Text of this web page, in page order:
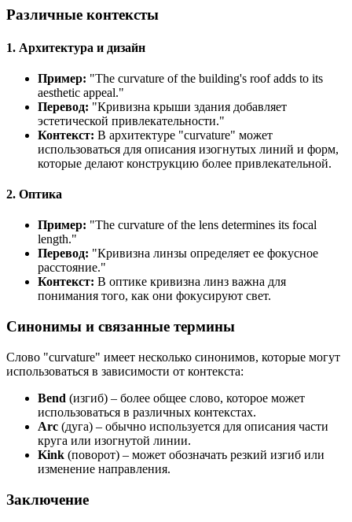
Различные контексты
1. Архитектура и дизайн
Пример: "The curvature of the building's roof adds to its
aesthetic appeal."
Перевод: "Кривизна крыши здания добавляет
эстетической привлекательности."
Контекст: В архитектуре "curvature" может
использоваться для описания изогнутых линий и форм,
которые делают конструкцию более привлекательной.
2. Оптика
Пример: "The curvature of the lens determines its focal
length."
Перевод: "Кривизна линзы определяет ее фокусное
расстояние."
Контекст: В оптике кривизна линз важна для
понимания того, как они фокусируют свет.
Синонимы и связанные термины
Слово "curvature" имеет несколько синонимов, которые могут
использоваться в зависимости от контекста:
Bend (изгиб) – более общее слово, которое может
использоваться в различных контекстах.
Arc (дуга) – обычно используется для описания части
круга или изогнутой линии.
Kink (поворот) – может обозначать резкий изгиб или
изменение направления.
Заключение